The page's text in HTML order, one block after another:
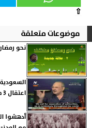
⇧
موضوعات متعلقة
نحو رمضان
اعتقال 3 من أبنائه
أدهشوا